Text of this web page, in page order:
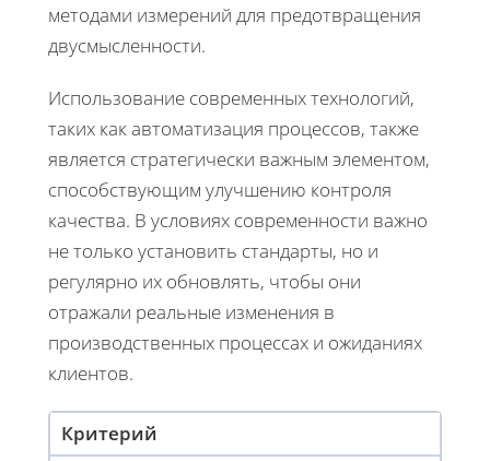
методами измерений для предотвращения
двусмысленности.
Использование современных технологий,
таких как автоматизация процессов, также
является стратегически важным элементом,
способствующим улучшению контроля
качества. В условиях современности важно
не только установить стандарты, но и
регулярно их обновлять, чтобы они
отражали реальные изменения в
производственных процессах и ожиданиях
клиентов.
Критерий